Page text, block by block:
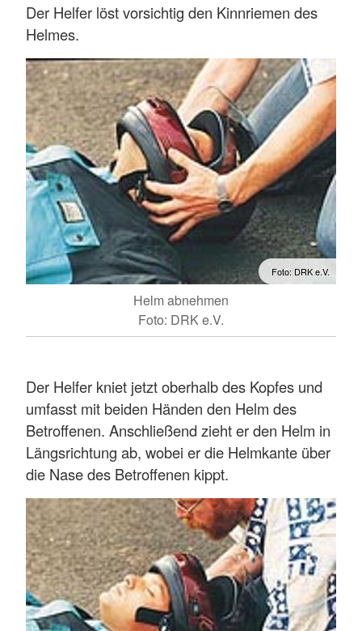
Der Helfer löst vorsichtig den Kinnriemen des
Helmes.
Foto: DRK e.V.
Helm abnehmen
Foto: DRK e.V.
Der Helfer kniet jetzt oberhalb des Kopfes und
umfasst mit beiden Händen den Helm des
Betroffenen. Anschließend zieht er den Helm in
Längsrichtung ab, wobei er die Helmkante über
die Nase des Betroffenen kippt.